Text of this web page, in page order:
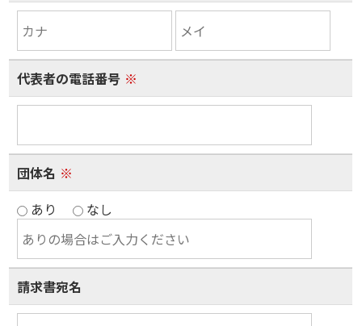
代表者の電話番号 ※
団体名 ※
あり
なし
請求書宛名